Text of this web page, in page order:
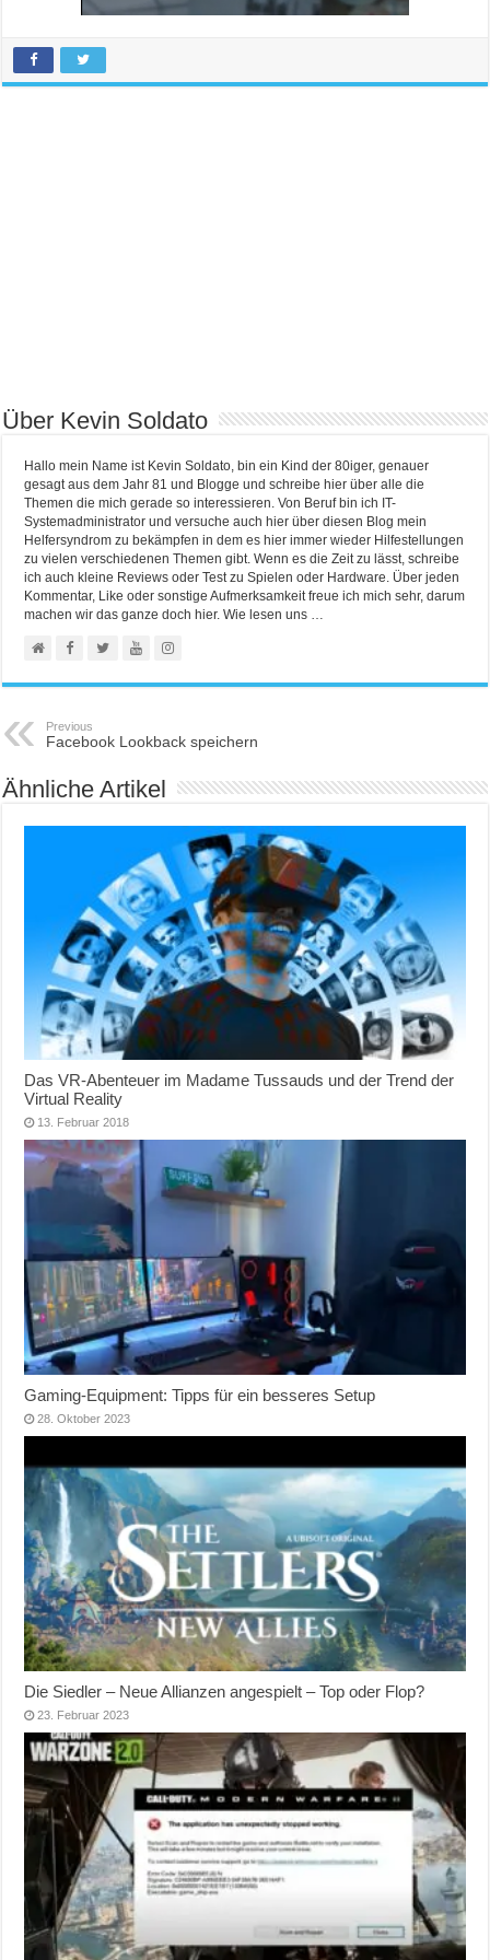
Über Kevin Soldato
Hallo mein Name ist Kevin Soldato, bin ein Kind der 80iger, genauer
gesagt aus dem Jahr 81 und Blogge und schreibe hier über alle die
Themen die mich gerade so interessieren. Von Beruf bin ich IT-
Systemadministrator und versuche auch hier über diesen Blog mein
Helfersyndrom zu bekämpfen in dem es hier immer wieder Hilfestellungen
zu vielen verschiedenen Themen gibt. Wenn es die Zeit zu lässt, schreibe
ich auch kleine Reviews oder Test zu Spielen oder Hardware. Über jeden
Kommentar, Like oder sonstige Aufmerksamkeit freue ich mich sehr, darum
machen wir das ganze doch hier. Wie lesen uns …
Previous
Facebook Lookback speichern
Ähnliche Artikel
Das VR-Abenteuer im Madame Tussauds und der Trend der
Virtual Reality
13. Februar 2018
Gaming-Equipment: Tipps für ein besseres Setup
28. Oktober 2023
Die Siedler – Neue Allianzen angespielt – Top oder Flop?
23. Februar 2023